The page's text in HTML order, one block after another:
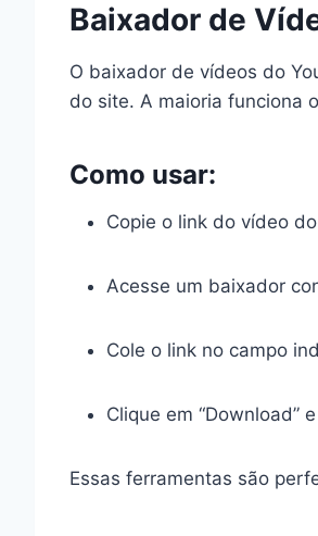
Baixador de
O baixador de vídeos do
do site. A maioria funciona
Como usar:
Copie o link do vídeo
Acesse um baixador
Cole o link no campo
Clique em “Download”
Essas ferramentas são